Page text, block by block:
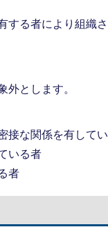
する者により組織
外とします。
接な関係を有して
いる者
者